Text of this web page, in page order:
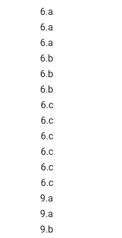
6.a
6.a
6.a
6.b
6.b
6.b
6.c
6.c
6.c
6.c
6.c
6.c
9.a
9.a
9.b